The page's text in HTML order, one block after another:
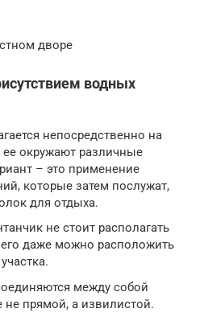
дворе
водных
непосредственно на
ее окружают различные
– это применение
которые затем послужат,
для отдыха.
не стоит располагать
даже можно расположить
между собой
прямой, а извилистой.